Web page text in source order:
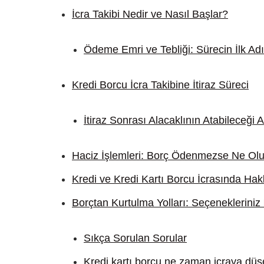
İcra Takibi Nedir ve Nasıl Başlar?
Ödeme Emri ve Tebliği: Sürecin İlk
Kredi Borcu İcra Takibine İtiraz Süreci
İtiraz Sonrası Alacaklının Atabileceği
Haciz İşlemleri: Borç Ödenmezse Ne
Kredi ve Kredi Kartı Borcu İcrasında
Borçtan Kurtulma Yolları: Seçenekleriniz
Sıkça Sorulan Sorular
Kredi kartı borcu ne zaman icraya